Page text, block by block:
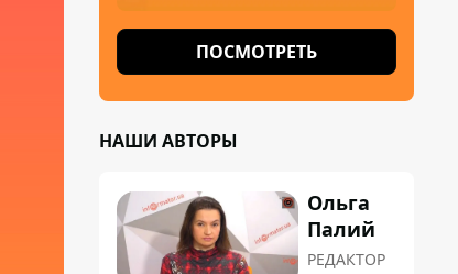
ПОСМОТРЕТЬ
НАШИ АВТОРЫ
Ольга
Палий
РЕДАКТОР